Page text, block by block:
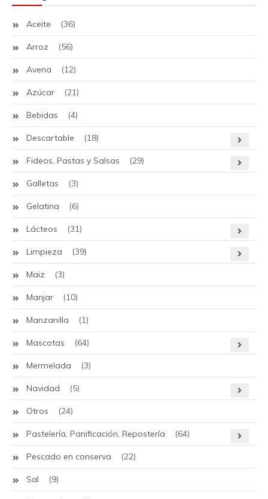
Aceite (36)
Arroz (56)
Avena (12)
Azúcar (21)
Bebidas (4)
Descartable (18)
Fideos, Pastas y Salsas (29)
Galletas (3)
Gelatina (6)
Lácteos (31)
Limpieza (39)
Maiz (3)
Manjar (10)
Manzanilla (1)
Mascotas (64)
Mermelada (3)
Navidad (5)
Otros (24)
Pastelería, Panificación, Repostería (64)
Pescado en conserva (22)
Sal (9)